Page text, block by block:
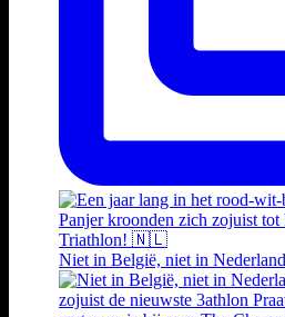
Niet in België, niet in